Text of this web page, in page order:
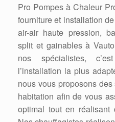
Pro Pompes à Chaleur
fourniture et installation
air-air haute pression,
split et gainables à
nos spécialistes,
l’installation la plus
nous vous proposons
habitation afin de vous
optimal tout en réalisant